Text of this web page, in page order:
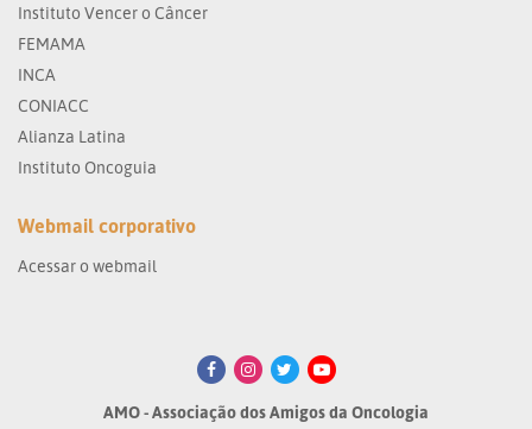
Instituto Vencer o Câncer
FEMAMA
INCA
CONIACC
Alianza Latina
Instituto Oncoguia
Webmail corporativo
Acessar o webmail
AMO - Associação dos Amigos da Oncologia